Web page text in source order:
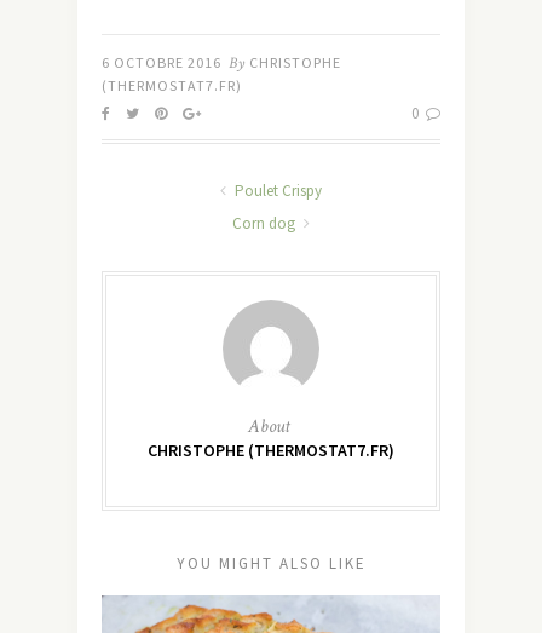
6 OCTOBRE 2016 By CHRISTOPHE
(THERMOSTAT7.FR)
0
Poulet Crispy
Corn dog
About
CHRISTOPHE (THERMOSTAT7.FR)
YOU MIGHT ALSO LIKE